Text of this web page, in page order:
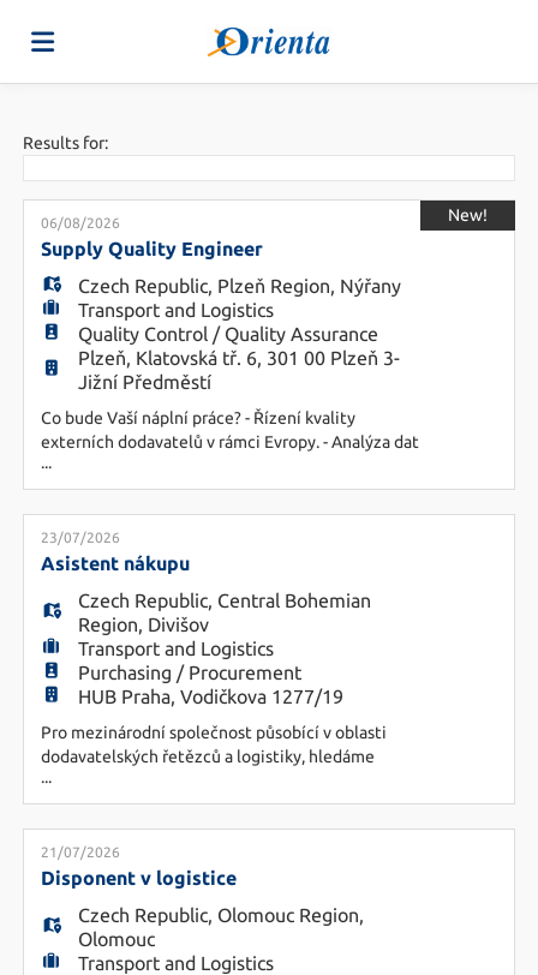
Job
list
Upload
your
CV
Login
Language
EN
FR
IT
ES
PL
Results for:
06/08/2026
Supply Quality Engineer
Czech Republic, Plzeň Region, Nýřany
Transport and Logistics
Quality Control / Quality Assurance
Plzeň, Klatovská tř. 6, 301 00 Plzeň 3-
Jižní Předměstí
Co bude Vaší náplní práce? - Řízení kvality
externích dodavatelů v rámci Evropy. - Analýza dat
a identifikace hlavních problémů v oblasti
dodavatelské kvality. - Vedení analýz příčin
neshod (RCA, 8D, FMEA) a zavádění účinných
nápravných i preventivních opatření. - Plánování a
realizace auditů dodavatelů včetně FAT a SAT
...
New!
23/07/2026
Asistent nákupu
Czech Republic, Central Bohemian
Region, Divišov
Transport and Logistics
Purchasing / Procurement
HUB Praha, Vodičkova 1277/19
Pro mezinárodní společnost působící v oblasti
dodavatelských řetězců a logistiky, hledáme
kandidáta na pozici Asistenta nákupu. Náplň
práce - správa a evidence dat v interním systému -
zpracování objednávek - komunikace s dodavateli
a spolupráce s nákupčími, oddělením logistiky,
skladem atp. - reporting Požadavky - min. SŠ
...
21/07/2026
Disponent v logistice
Czech Republic, Olomouc Region,
Olomouc
Transport and Logistics